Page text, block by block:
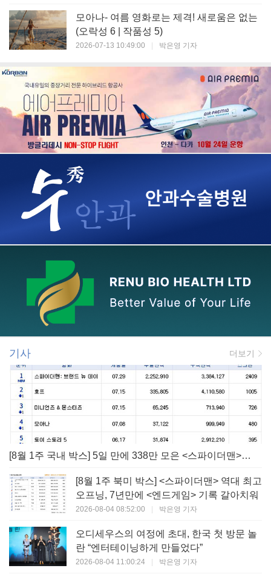
모아나- 여름 영화로는 제격! 새로움은 없는
(오락성 6 | 작품성 5)
2026-07-13 10:49:00 박은영 기자
기사 더보기
[8월 1주 국내 박스] 5일 만에 338만 모은 <스파이더맨> 극장가 235% 대반등, <호프>는 400만 돌파
[8월 1주 북미 박스] <스파이더맨> 역대 최고
오프닝, 7년만에 <엔드게임> 기록 갈아치워
2026-08-04 08:52:00 | 박은영 기자
오디세우스의 여정에 초대, 한국 첫 방문 놀
란 “엔터테이닝하게 만들었다”
2026-08-04 11:00:24 | 박은영 기자